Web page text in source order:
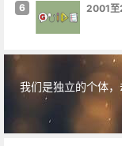
6
2001至
我们是独立的个体